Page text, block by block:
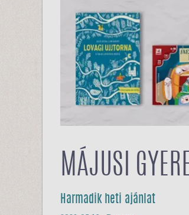
MÁJUSI
Harmadik heti ajánlat